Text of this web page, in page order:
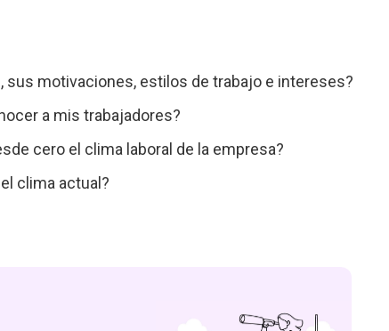
motivaciones, estilos de trabajo e intereses?
a mis trabajadores?
cero el clima laboral de la empresa?
clima actual?